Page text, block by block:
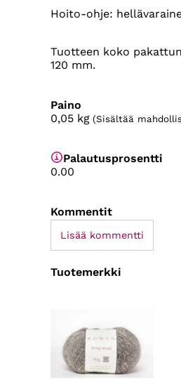
Hoito-ohje:
Tuotteen koko
120 mm.
Paino
0,05 kg (Sisältää
Palautusprosentti
0.00
Kommentit
Lisää kommentti
Tuotemerkki